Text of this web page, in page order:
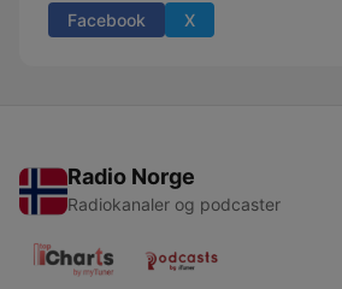
Facebook X
Radio Norge
Radiokanaler og podcaster